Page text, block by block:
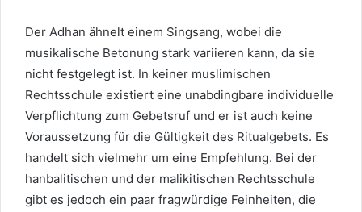
Der Adhan ähnelt einem Singsang, wobei die
musikalische Betonung stark variieren kann, da sie
nicht festgelegt ist. In keiner muslimischen
Rechtsschule existiert eine unabdingbare individuelle
Verpflichtung zum Gebetsruf und er ist auch keine
Voraussetzung für die Gültigkeit des Ritualgebets. Es
handelt sich vielmehr um eine Empfehlung. Bei der
hanbalitischen und der malikitischen Rechtsschule
gibt es jedoch ein paar fragwürdige Feinheiten, die